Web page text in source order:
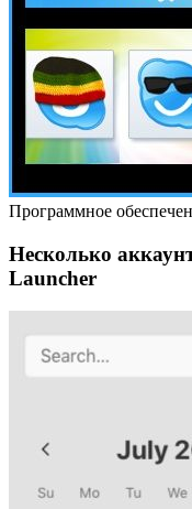
Программное
Несколько
Launcher